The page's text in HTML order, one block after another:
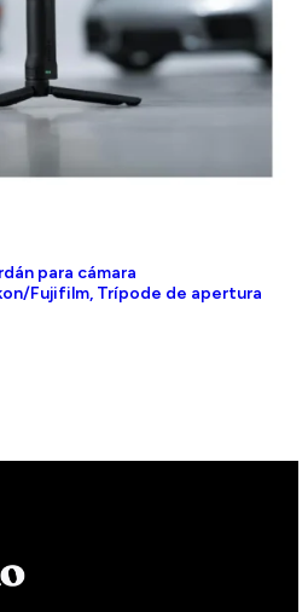
para cámara
Fujifilm, Trípode de apertura